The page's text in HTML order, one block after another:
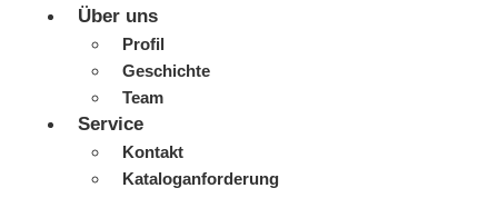
Über uns
Profil
Geschichte
Team
Service
Kontakt
Kataloganforderung